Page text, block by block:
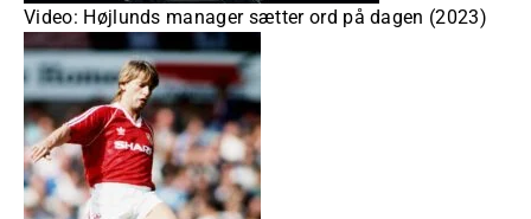
Video: Højlunds manager sætter ord på dagen (2023)